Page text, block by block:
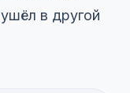
в другой